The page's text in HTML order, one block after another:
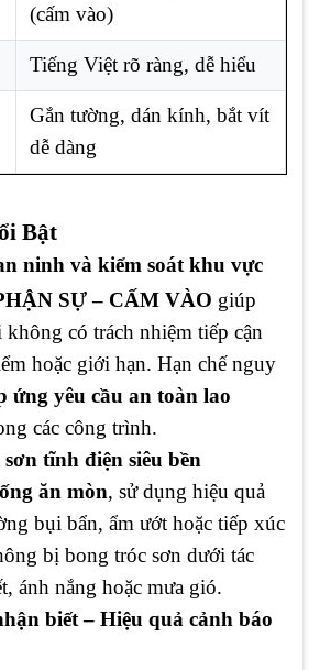
(cấm vào)
Tiếng Việt rõ ràng, dễ hiểu
Gắn tường, dán kính, bắt vít
dễ dàng
Bật
ninh và kiểm soát khu vực
SỰ – CẤM VÀO giúp
không có trách nhiệm tiếp cận
hoặc giới hạn. Hạn chế nguy
ứng yêu cầu an toàn lao
các công trình.
tĩnh điện siêu bền
ăn mòn, sử dụng hiệu quả
bụi bẩn, ẩm ướt hoặc tiếp xúc
bị bong tróc sơn dưới tác
ánh nắng hoặc mưa gió.
biết – Hiệu quả cảnh báo